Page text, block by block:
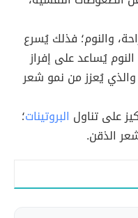
والنوم؛ فذلك يُسرع
يُساعد على إفراز
يُعزز من نمو شعر
على تناول البروتينات؛
الذقن.